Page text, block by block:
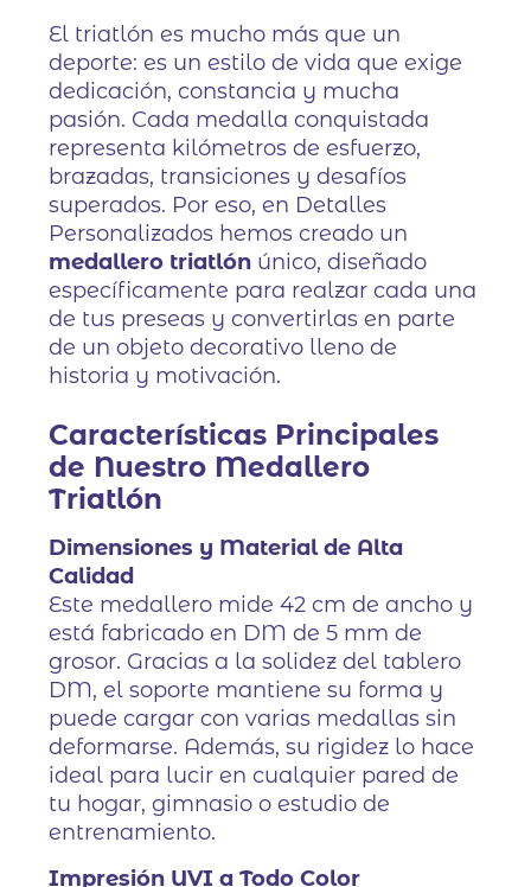
El triatlón es mucho más que un
deporte: es un estilo de vida que exige
dedicación, constancia y mucha
pasión. Cada medalla conquistada
representa kilómetros de esfuerzo,
brazadas, transiciones y desafíos
superados. Por eso, en Detalles
Personalizados hemos creado un
medallero triatlón único, diseñado
específicamente para realzar cada una
de tus preseas y convertirlas en parte
de un objeto decorativo lleno de
historia y motivación.
Características Principales
de Nuestro Medallero
Triatlón
Dimensiones y Material de Alta
Calidad
Este medallero mide 42 cm de ancho y
está fabricado en DM de 5 mm de
grosor. Gracias a la solidez del tablero
DM, el soporte mantiene su forma y
puede cargar con varias medallas sin
deformarse. Además, su rigidez lo hace
ideal para lucir en cualquier pared de
tu hogar, gimnasio o estudio de
entrenamiento.
Impresión UVI a Todo Color